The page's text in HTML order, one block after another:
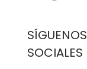
SOCIALES